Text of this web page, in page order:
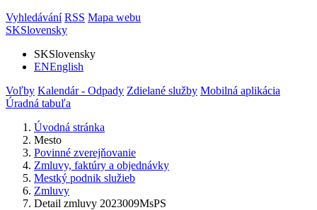
Vyhledávání RSS Mapa webu
SKSlovensky
SKSlovensky
ENEnglish
Voľby Kalendár - Odpady Zdielané služby Mobilná aplikácia
Úradná tabuľa
Úvodná stránka
Mesto
Povinné zverejňovanie
Zmluvy, faktúry a objednávky
Mestký podnik služieb
Zmluvy
Detail zmluvy 2023009MsPS